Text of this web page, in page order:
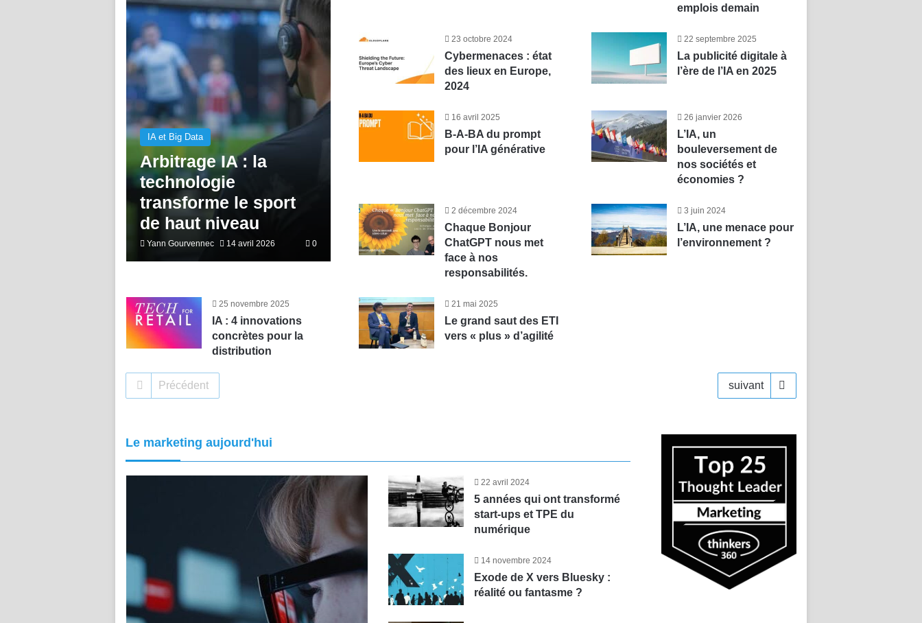
IA et Big Data
Arbitrage IA : la
technologie
transforme le sport
de haut niveau
Yann Gourvennec 14 avril 2026 0
emplois demain
23 octobre 2024
Cybermenaces : état
des lieux en Europe,
2024
22 septembre 2025
La publicité digitale à
l’ère de l’IA en 2025
16 avril 2025
B-A-BA du prompt
pour l’IA générative
26 janvier 2026
L’IA, un
bouleversement de
nos sociétés et
économies ?
2 décembre 2024
Chaque Bonjour
ChatGPT nous met
face à nos
responsabilités.
3 juin 2024
L’IA, une menace pour
l’environnement ?
25 novembre 2025
IA : 4 innovations
concrètes pour la
distribution
21 mai 2025
Le grand saut des ETI
vers « plus » d’agilité
Précédent suivant
Le marketing aujourd'hui
22 avril 2024
5 années qui ont transformé
start-ups et TPE du
numérique
14 novembre 2024
Exode de X vers Bluesky :
réalité ou fantasme ?